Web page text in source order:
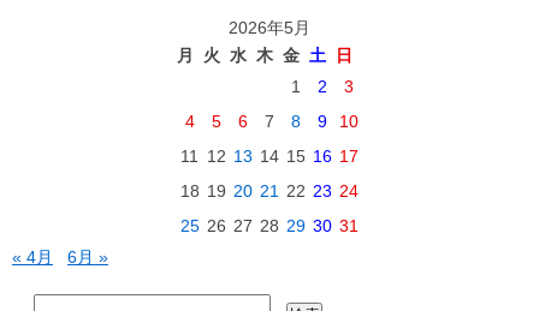
2026年5月
月
火 水 木 金 土
日
1
2
3
4
5 6 7 8 9
10
11 12 13 14 15 16 17
18 19 20 21 22 23 24
25 26 27 28 29 30 31
« 4月
6月 »
検